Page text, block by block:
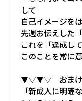
して
自己イメージを
先週お伝えした
これを「達成し
このことを常に
▼▽▼▽ おま
「新成人に明確